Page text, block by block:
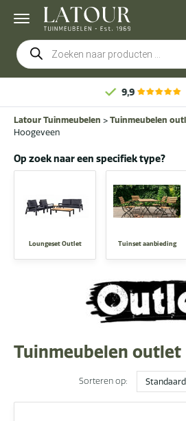
Producten
zoeken
Gratis
Latour Tuinmeubelen > Tuinmeubelen
Hoogeveen
Op zoek naar een specifiek type?
Loungeset Outlet Tuinset aanbieding
Tuinmeubelen outlet
Sorteren op: